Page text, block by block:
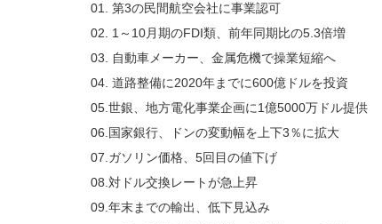
01. 第3の民間航空会社に事業認可
02. 1～10月期のFDI類、前年同期比の5.3倍増
03. 自動車メーカー、金属危機で操業短縮へ
04. 道路整備に2020年までに600億ドルを投資
05.世銀、地方電化事業企画に1億5000万ドル提供
06.国家銀行、ドンの変動幅を上下3％に拡大
07.ガソリン価格、5回目の値下げ
08.対ドル交換レートが急上昇
09.年末までの輸出、低下見込み